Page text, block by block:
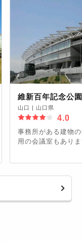
維新百年記念公園
山口 | 山口県
4.0
事務所がある建物
用の会議室もあり